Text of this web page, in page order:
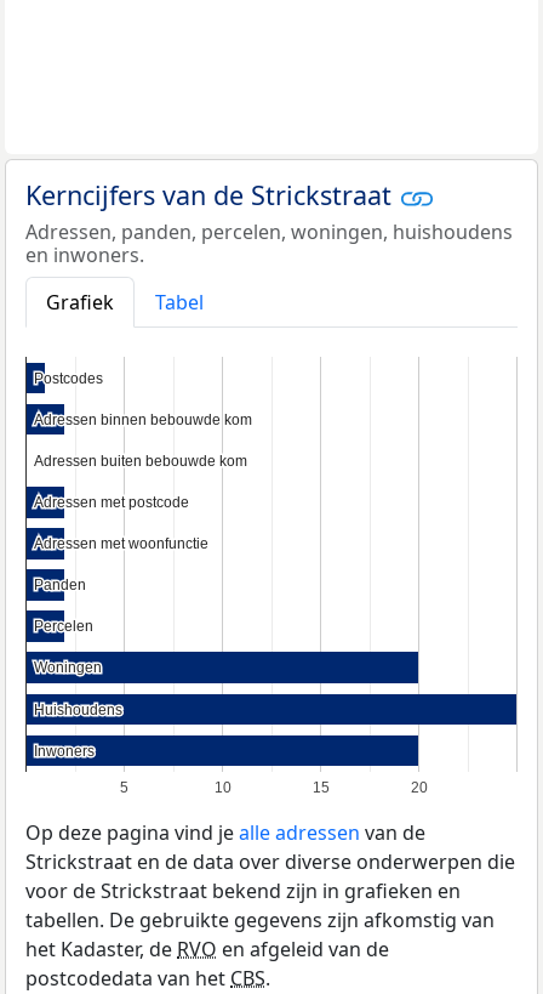
Kerncijfers van de Strickstraat
Adressen, panden, percelen, woningen, huishoudens
en inwoners.
Grafiek
Tabel
5 10 15 20
Postcodes
Postcodes
Adressen binnen bebouwde kom
Adressen binnen bebouwde kom
Adressen buiten bebouwde kom
Adressen buiten bebouwde kom
Adressen met postcode
Adressen met postcode
Adressen met woonfunctie
Adressen met woonfunctie
Panden
Panden
Percelen
Percelen
Woningen
Woningen
Huishoudens
Huishoudens
Inwoners
Inwoners
Op deze pagina vind jealle adressen van de
Strickstraat en de data over diverse onderwerpen die
voor de Strickstraat bekend zijn in grafieken en
tabellen. De gebruikte gegevens zijn afkomstig van
het Kadaster, deRVO en afgeleid van de
postcodedata van hetCBS.